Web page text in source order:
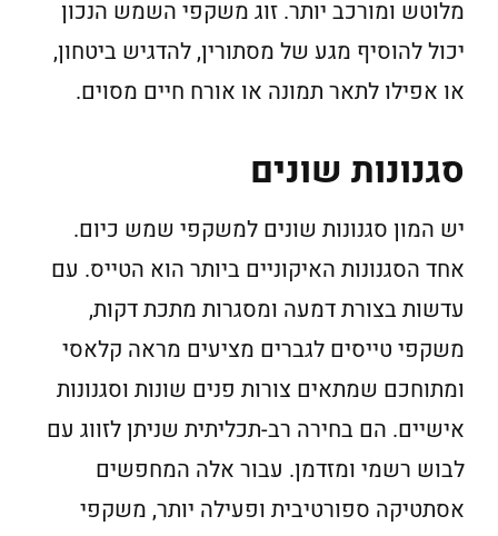
מלוטש ומורכב יותר. זוג משקפי השמש הנכון
יכול להוסיף מגע של מסתורין, להדגיש ביטחון,
או אפילו לתאר תמונה או אורח חיים מסוים.
סגנונות שונים
יש המון סגנונות שונים למשקפי שמש כיום.
אחד הסגנונות האיקוניים ביותר הוא הטייס. עם
עדשות בצורת דמעה ומסגרות מתכת דקות,
משקפי טייסים לגברים מציעים מראה קלאסי
ומתוחכם שמתאים צורות פנים שונות וסגנונות
אישיים. הם בחירה רב-תכליתית שניתן לזווג עם
לבוש רשמי ומזדמן. עבור אלה המחפשים
אסתטיקה ספורטיבית ופעילה יותר, משקפי